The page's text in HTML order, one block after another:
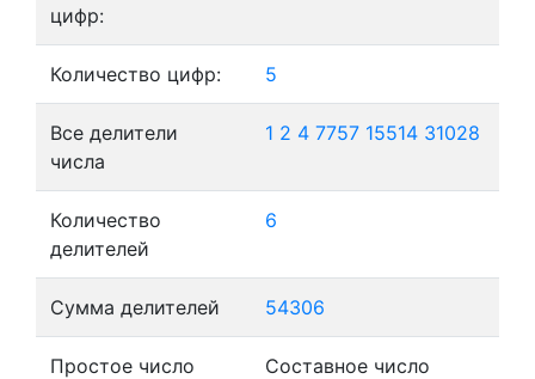
цифр:
Количество цифр: 5
Все делители
числа
1 2 4 7757 15514 31028
Количество
делителей
6
Сумма делителей 54306
Простое число Составное число